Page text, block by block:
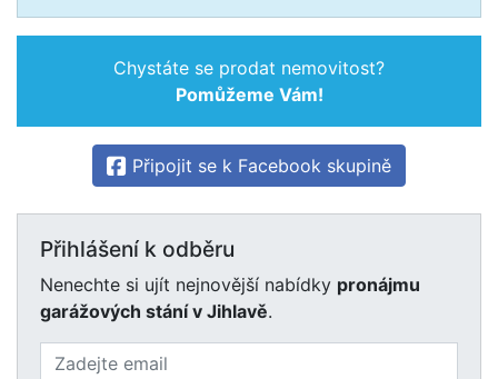
Chystáte se prodat nemovitost?
Pomůžeme Vám!
Připojit se k Facebook skupině
Přihlášení k odběru
Nenechte si ujít nejnovější nabídky pronájmu
garážových stání v Jihlavě.